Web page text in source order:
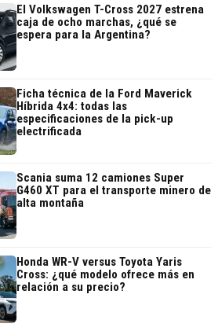
El Volkswagen T-Cross 2027 estrena
caja de ocho marchas, ¿qué se
espera para la Argentina?
Ficha técnica de la Ford Maverick
Híbrida 4x4: todas las
especificaciones de la pick-up
electrificada
Scania suma 12 camiones Super
G460 XT para el transporte minero de
alta montaña
Honda WR-V versus Toyota Yaris
Cross: ¿qué modelo ofrece más en
relación a su precio?